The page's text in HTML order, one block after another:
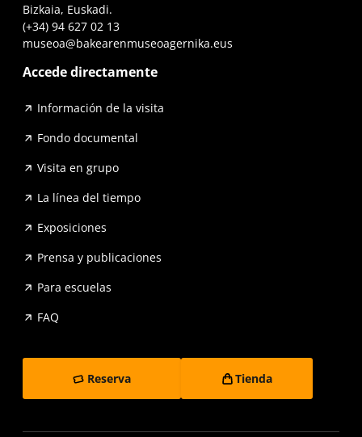
Bizkaia, Euskadi.
(+34) 94 627 02 13
museoa@bakearenmuseoagernika.eus
Accede directamente
Información de la visita
Fondo documental
Visita en grupo
La línea del tiempo
Exposiciones
Prensa y publicaciones
Para escuelas
FAQ
Reserva Tienda